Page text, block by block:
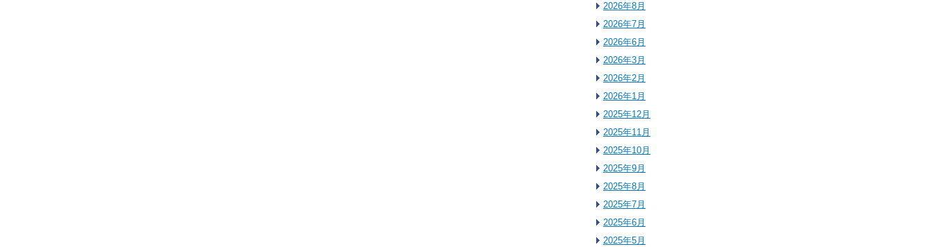
2026年8月
2026年7月
2026年6月
2026年3月
2026年2月
2026年1月
2025年12月
2025年11月
2025年10月
2025年9月
2025年8月
2025年7月
2025年6月
2025年5月